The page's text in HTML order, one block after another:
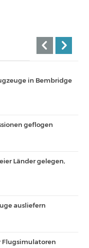
in Bembridge
geflogen
Länder gelegen,
ausliefern
Flugsimulatoren